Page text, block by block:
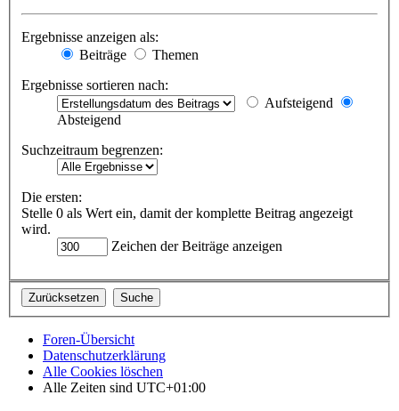
Ergebnisse anzeigen als:
Beiträge
Themen
Ergebnisse sortieren nach:
Aufsteigend
Absteigend
Suchzeitraum begrenzen:
Die ersten:
Stelle 0 als Wert ein, damit der komplette Beitrag angezeigt
wird.
Zeichen der Beiträge anzeigen
Foren-Übersicht
Datenschutzerklärung
Alle Cookies löschen
Alle Zeiten sind UTC+01:00